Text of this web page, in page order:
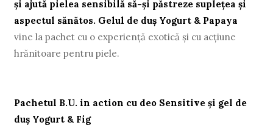
şi ajută pielea sensibilă să-şi păstreze supleţea şi
aspectul sănătos. Gelul de duş Yogurt & Papaya
vine la pachet cu o experienţă exotică şi cu acţiune
hrănitoare pentru piele.
Pachetul B.U. in action cu deo Sensitive şi gel de
duş Yogurt & Fig